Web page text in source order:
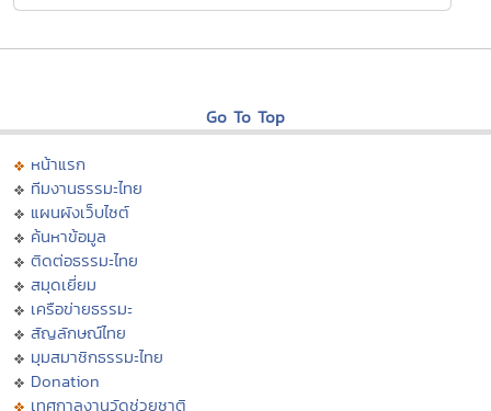
Go To Top
หน้าแรก
ทีมงานธรรมะไทย
แผนผังเว็บไซต์
ค้นหาข้อมูล
ติดต่อธรรมะไทย
สมุดเยี่ยม
เครือข่ายธรรมะ
สัญลักษณ์ไทย
มุมสมาชิกธรรมะไทย
Donation
เทศกาลงานวัดช่วยชาติ